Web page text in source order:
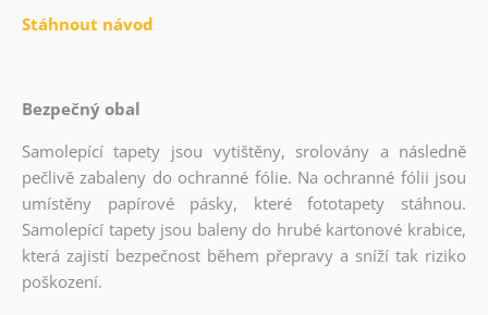
Stáhnout návod
Bezpečný obal
Samolepící tapety jsou vytištěny, srolovány a následně
pečlivě zabaleny do ochranné fólie. Na ochranné fólii jsou
umístěny papírové pásky, které fototapety stáhnou.
Samolepící tapety jsou baleny do hrubé kartonové krabice,
která zajistí bezpečnost během přepravy a sníží tak riziko
poškození.